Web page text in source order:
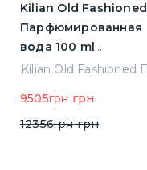
Kilian Old Fashioned
Парфюмированная
вода 100 ml
(3700550240723)
9505грн грн
12356грнгрн